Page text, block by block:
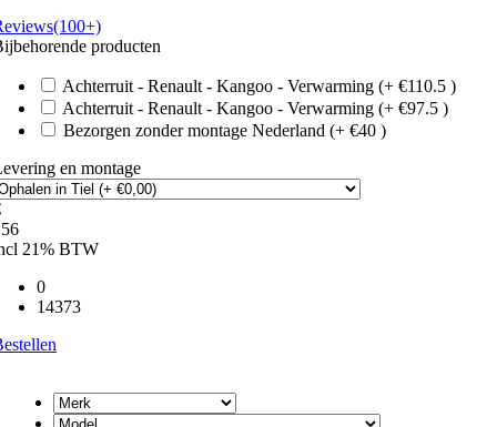
producten
Achterruit - Renault - Kangoo - Verwarming (+ €110.5 )
Achterruit - Renault - Kangoo - Verwarming (+ €97.5 )
Bezorgen zonder montage Nederland (+ €40 )
en montage
21% BTW
0
14373